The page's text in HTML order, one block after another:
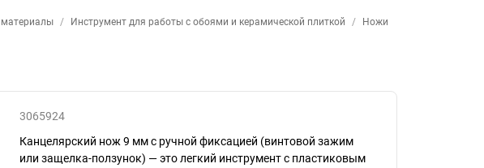
материалы Инструмент для работы с обоями и керамической плиткой
Ножи
3065924
Канцелярский нож 9 мм с ручной фиксацией (винтовой зажим
или защелка-ползунок) — это легкий инструмент с пластиковым